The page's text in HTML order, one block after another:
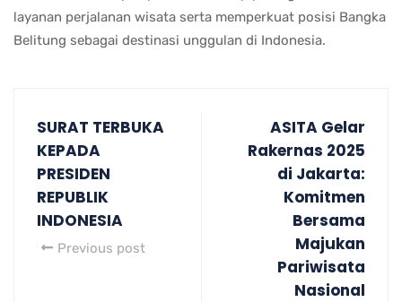
layanan perjalanan wisata serta memperkuat posisi Bangka
Belitung sebagai destinasi unggulan di Indonesia.
SURAT TERBUKA
KEPADA
PRESIDEN
REPUBLIK
INDONESIA
Previous post
ASITA Gelar
Rakernas 2025
di Jakarta:
Komitmen
Bersama
Majukan
Pariwisata
Nasional